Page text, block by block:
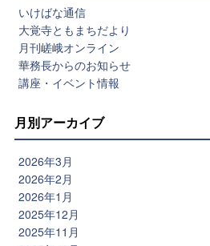
いけばな通信
大覚寺ともまちだより
月刊嵯峨オンライン
華務長からのお知らせ
講座・イベント情報
月別アーカイブ
2026年3月
2026年2月
2026年1月
2025年12月
2025年11月